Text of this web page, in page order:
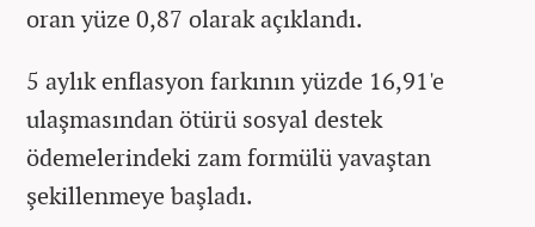
oran yüze 0,87 olarak açıklandı.
5 aylık enflasyon farkının yüzde 16,91'e
ulaşmasından ötürü sosyal destek
ödemelerindeki zam formülü yavaştan
şekillenmeye başladı.